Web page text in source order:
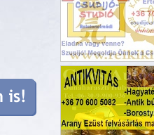
Csudijó-Stúdió
Ingatlanközvetítés